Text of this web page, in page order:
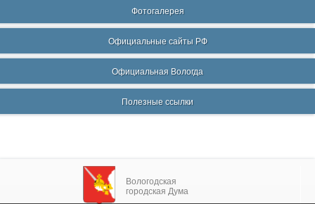
Фотогалерея
Официальные сайты РФ
Официальная Вологда
Полезные ссылки
Вологодская
городская Дума